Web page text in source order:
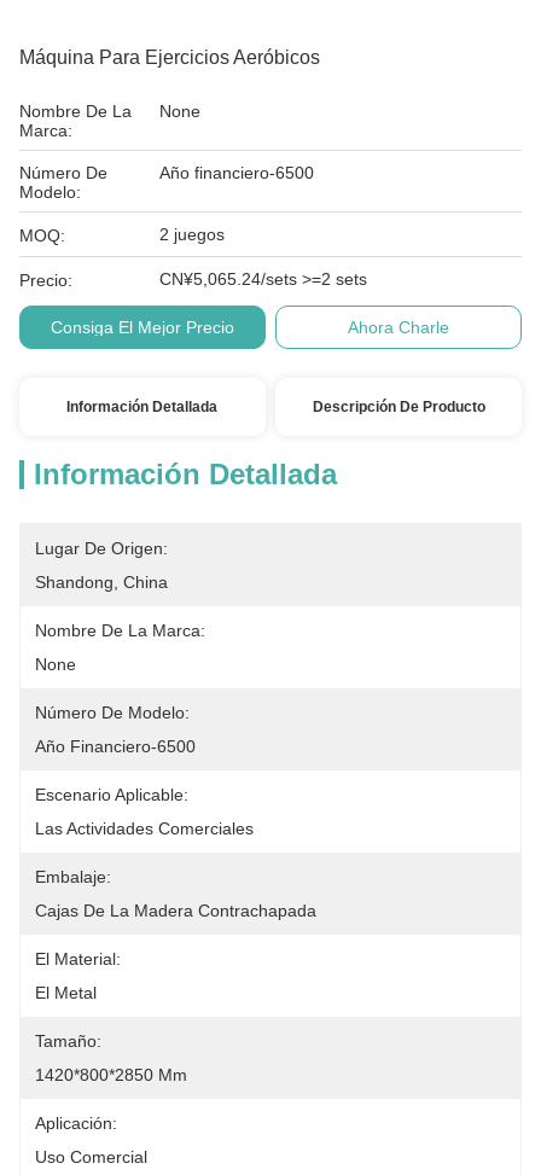
Máquina Para Ejercicios Aeróbicos
Nombre De La
Marca:
None
Número De
Modelo:
Año financiero-6500
MOQ: 2 juegos
Precio: CN¥5,065.24/sets >=2 sets
Consiga El Mejor Precio Ahora Charle
Información Detallada Descripción De Producto
Información Detallada
Lugar De Origen:
Shandong, China
Nombre De La Marca:
None
Número De Modelo:
Año Financiero-6500
Escenario Aplicable:
Las Actividades Comerciales
Embalaje:
Cajas De La Madera Contrachapada
El Material:
El Metal
Tamaño:
1420*800*2850 Mm
Aplicación:
Uso Comercial